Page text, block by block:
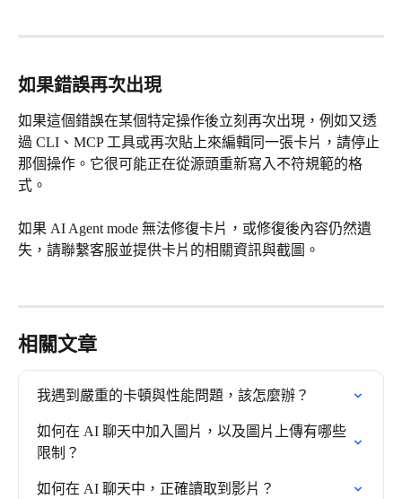
如果錯誤再次出現
如果這個錯誤在某個特定操作後立刻再次出現，例如又透
過 CLI、MCP 工具或再次貼上來編輯同一張卡片，請停止
那個操作。它很可能正在從源頭重新寫入不符規範的格
式。
如果 AI Agent mode 無法修復卡片，或修復後內容仍然遺
失，請聯繫客服並提供卡片的相關資訊與截圖。
相關文章
我遇到嚴重的卡頓與性能問題，該怎麼辦？
如何在 AI 聊天中加入圖片，以及圖片上傳有哪些
限制？
如何在 AI 聊天中，正確讀取到影片？